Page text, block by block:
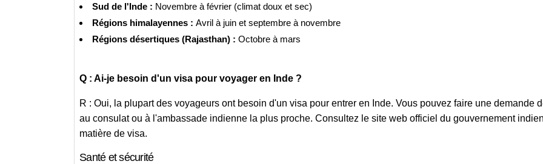
Sud de l'Inde : Novembre à février (climat doux et sec)
Régions himalayennes : Avril à juin et septembre à novembre
Régions désertiques (Rajasthan) : Octobre à mars
Q : Ai-je besoin d'un visa pour voyager en Inde ?
R : Oui, la plupart des voyageurs ont besoin d'un visa pour entrer en Inde. Vous pouvez faire une demande
au consulat ou à l'ambassade indienne la plus proche. Consultez le site web officiel du gouvernement
matière de visa.
Santé et sécurité